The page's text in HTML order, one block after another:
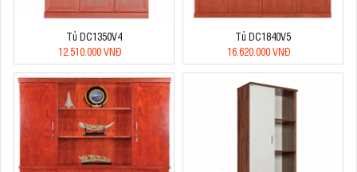
Tủ DC1350V4
12.510.000 VNĐ
Tủ DC1840V5
16.620.000 VNĐ